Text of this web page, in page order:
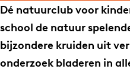
t
n
a
t
a
r
t
n
t
a
r
t
t
n
a
t
S
t
a
r
Dé natuurclub voor
school de natuur
bijzondere kruiden uit
onderzoek bladeren in